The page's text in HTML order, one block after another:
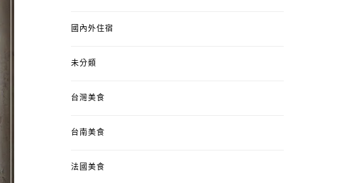
國內外住宿
未分類
台灣美食
台南美食
法國美食